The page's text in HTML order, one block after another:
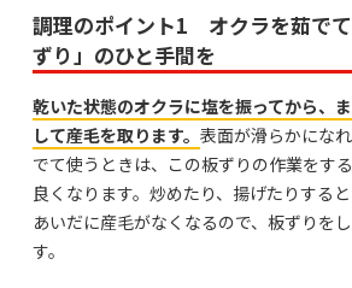
調理のポイント1 オクラを茹で
ずり」のひと手間を
乾いた状態のオクラに塩を振ってから、
して産毛を取ります。 表面が滑らかにな
でて使うときは、この板ずりの作業をす
良くなります。炒めたり、揚げたりする
あいだに産毛がなくなるので、板ずりを
す。